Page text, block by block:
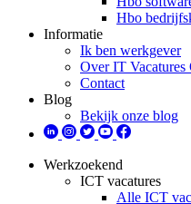
Hbo
Informatie
Ik ben werkgever
Over IT Vacatures
Contact
Blog
Bekijk onze blog
Werkzoekend
ICT vacatures
Alle ICT